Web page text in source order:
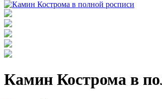
Камин Кострома в